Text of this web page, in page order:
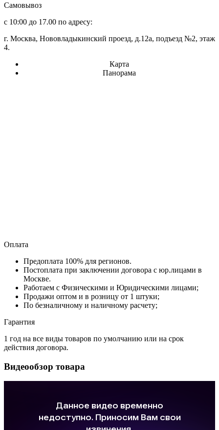
Самовывоз
с 10:00 до 17.00 по адресу:
г. Москва, Нововладыкинский проезд, д.12а, подъезд №2, этаж
4.
Карта
Панорама
Оплата
Предоплата 100% для регионов.
Постоплата при заключении договора с юр.лицами в
Москве.
Работаем с Физическими и Юридическими лицами;
Продажи оптом и в розницу от 1 штуки;
По безналичному и наличному расчету;
Гарантия
1 год на все виды товаров по умолчанию или на срок
действия договора.
Видеообзор товара